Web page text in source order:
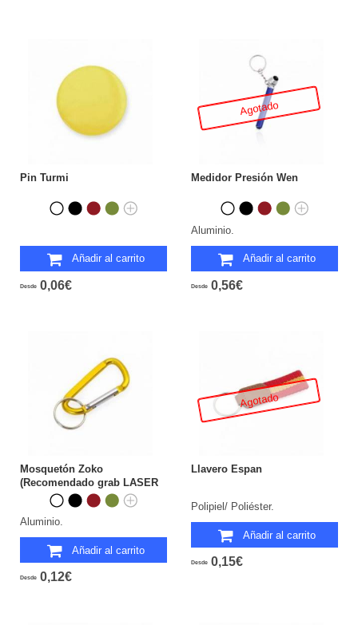
Pin Turmi
Añadir al carrito
Desde 0,06€
Agotado
Medidor Presión Wen
Aluminio.
Añadir al carrito
Desde 0,56€
Mosquetón Zoko
(Recomendado grab LASER
pintura salta en...
Aluminio.
Añadir al carrito
Desde 0,12€
Agotado
Llavero Espan
Polipiel/ Poliéster.
Añadir al carrito
Desde 0,15€